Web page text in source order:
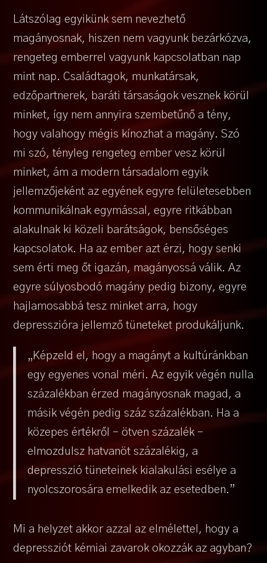
Látszólag egyikünk sem nevezhető
magányosnak, hiszen nem vagyunk bezárkózva,
rengeteg emberrel vagyunk kapcsolatban nap
mint nap. Családtagok, munkatársak,
edzőpartnerek, baráti társaságok vesznek körül
minket, így nem annyira szembetűnő a tény,
hogy valahogy mégis kínozhat a magány. Szó
mi szó, tényleg rengeteg ember vesz körül
minket, ám a modern társadalom egyik
jellemzőjeként az egyének egyre felületesebben
kommunikálnak egymással, egyre ritkábban
alakulnak ki közeli barátságok, bensőséges
kapcsolatok. Ha az ember azt érzi, hogy senki
sem érti meg őt igazán, magányossá válik. Az
egyre súlyosbodó magány pedig bizony, egyre
hajlamosabbá tesz minket arra, hogy
depresszióra jellemző tüneteket produkáljunk.
„Képzeld el, hogy a magányt a kultúránkban
egy egyenes vonal méri. Az egyik végén nulla
százalékban érzed magányosnak magad, a
másik végén pedig száz százalékban. Ha a
közepes értékről – ötven százalék –
elmozdulsz hatvanöt százalékig, a
depresszió tüneteinek kialakulási esélye a
nyolcszorosára emelkedik az esetedben.”
Mi a helyzet akkor azzal az elmélettel, hogy a
depressziót kémiai zavarok okozzák az agyban?